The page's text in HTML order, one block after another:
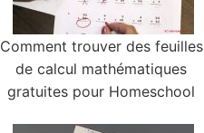
Comment trouver des feuilles
de calcul mathématiques
gratuites pour Homeschool